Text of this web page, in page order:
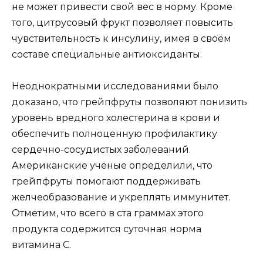
не может привести свой вес в норму. Кроме
того, цитрусовый фрукт позволяет повысить
чувствительность к инсулину, имея в своём
составе специальные антиоксиданты.
Неоднократными исследованиями было
доказано, что грейпфруты позволяют понизить
уровень вредного холестерина в крови и
обеспечить полноценную профилактику
сердечно-сосудистых заболеваний.
Американские учёные определили, что
грейпфруты помогают поддерживать
желчеобразование и укреплять иммунитет.
Отметим, что всего в ста граммах этого
продукта содержится суточная норма
витамина С.